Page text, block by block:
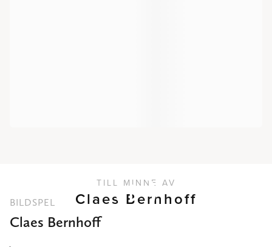
TILL MINNE AV
Claes Bernhoff
BILDSPEL
Claes Bernhoff